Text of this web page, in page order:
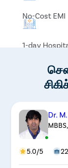
No-Cost EMI
1-day
Dr.
5.0/5